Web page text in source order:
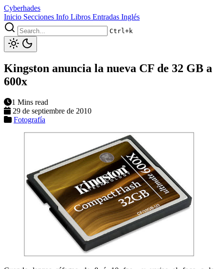
Cyberhades
Inicio Secciones Info Libros Entradas Inglés
Ctrl+k
Kingston anuncia la nueva CF de 32 GB a
600x
1 Mins read
29 de septiembre de 2010
Fotografía